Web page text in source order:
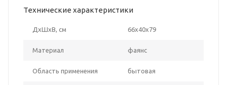
Технические характеристики
ДxШxВ, см 66x40x79
Материал фаянс
Область применения бытовая